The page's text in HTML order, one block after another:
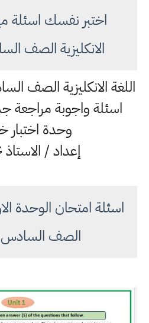
اختبر نفسك اسئلة
الانكليزية الصف
اللغة الانكليزية الصف
اسئلة واجوبة مراجعة
وحدة اختبار
إعداد /
اسئلة امتحان الوحدة
الصف السادس